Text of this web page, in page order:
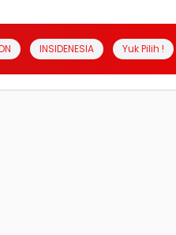
INSIDENESIA Yuk Pilih !